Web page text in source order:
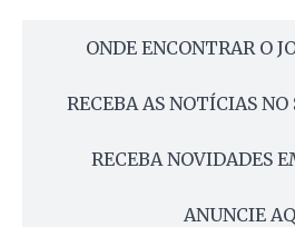
ONDE ENCONTRAR O
RECEBA AS NOTÍCIAS NO
RECEBA NOVIDADES
ANUNCIE